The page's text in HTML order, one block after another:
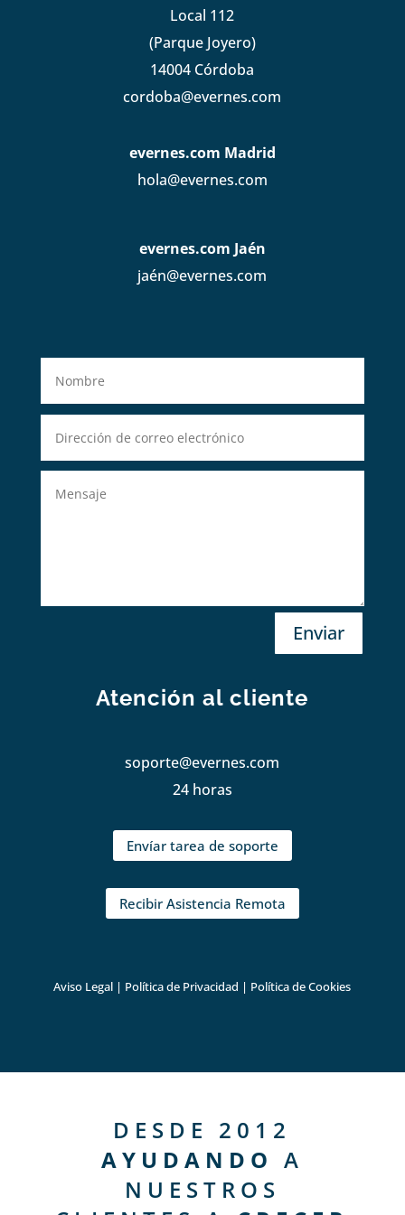
Local 112
(Parque Joyero)
14004 Córdoba
cordoba@evernes.com
evernes.com Madrid
hola@evernes.com
evernes.com Jaén
jaén@evernes.com
Enviar
Atención al cliente
soporte@evernes.com
24 horas
Envíar tarea de soporte
Recibir Asistencia Remota
Aviso Legal | Política de Privacidad | Política de Cookies
DESDE 2012
AYUDANDO A
NUESTROS